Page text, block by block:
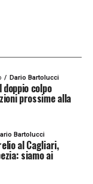
fine aprile.
avvalersi
Maraner,
dei
e
anche per
Dario Bartolucci
colpo
prossime alla
Bartolucci
al Cagliari,
siamo ai